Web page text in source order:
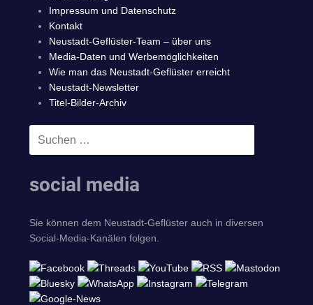
Impressum und Datenschutz
Kontakt
Neustadt-Geflüster-Team – über uns
Media-Daten und Werbemöglichkeiten
Wie man das Neustadt-Geflüster erreicht
Neustadt-Newsletter
Titel-Bilder-Archiv
Suchen
social media
Sie können dem Neustadt-Geflüster auch in diversen
Social-Media-Kanälen folgen.